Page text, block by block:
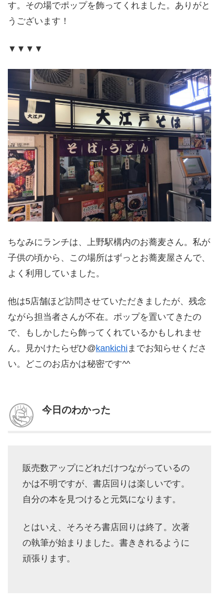
す。その場でポップを飾ってくれました。ありがと
うございます！
▼▼▼▼
ちなみにランチは、上野駅構内のお蕎麦さん。私が
子供の頃から、この場所はずっとお蕎麦屋さんで、
よく利用していました。
他は5店舗ほど訪問させていただきましたが、残念
ながら担当者さんが不在。ポップを置いてきたの
で、もしかしたら飾ってくれているかもしれませ
ん。見かけたらぜひ@kankichi までお知らせくださ
い。どこのお店かは秘密です^^
今日のわかった
販売数アップにどれだけつながっているの
かは不明ですが、書店回りは楽しいです。
自分の本を見つけると元気になります。
とはいえ、そろそろ書店回りは終了。次著
の執筆が始まりました。書ききれるように
頑張ります。